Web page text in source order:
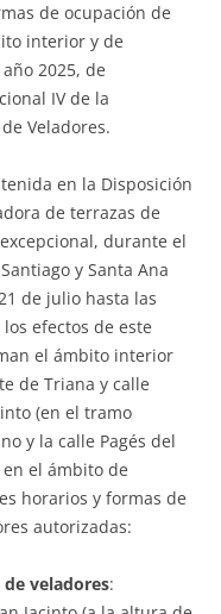
de ocupación de
interior y de
2025, de
IV de la
Veladores.
en la Disposición
de terrazas de
durante el
y Santa Ana
de julio hasta las
efectos de este
el ámbito interior
de Triana y calle
(en el tramo
y la calle Pagés del
en el ámbito de
horarios y formas de
autorizadas:
veladores: